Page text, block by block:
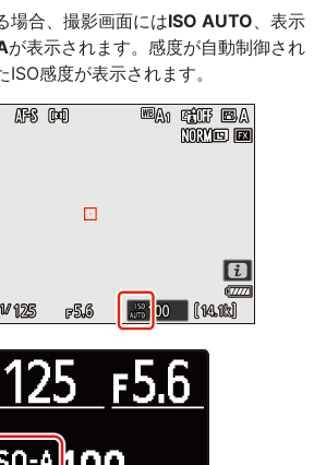
場合、撮影画面にはISO AUTO、表示
が表示されます。感度が自動制御され
ISO感度が表示されます。